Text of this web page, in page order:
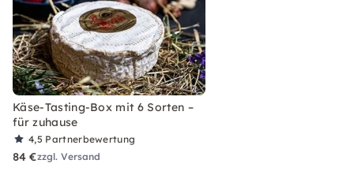
Käse-Tasting-Box mit 6 Sorten –
für zuhause
4,5 Partnerbewertung
84 €zzgl. Versand